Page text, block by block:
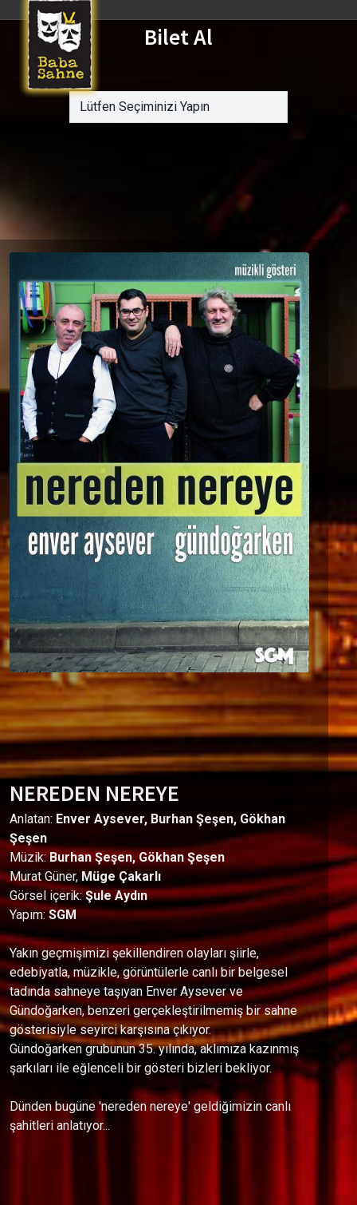
Bilet Al
NEREDEN NEREYE
Anlatan: Enver Aysever, Burhan Şeşen, Gökhan
Şeşen
Müzik:Burhan Şeşen, Gökhan Şeşen
Murat Güner,Müge Çakarlı
Görsel içerik:Şule Aydın
Yapım:SGM
Yakın geçmişimizi şekillendiren olayları şiirle,
edebiyatla, müzikle, görüntülerle canlı bir belgesel
tadında sahneye taşıyan Enver Aysever ve
Gündoğarken, benzeri gerçekleştirilmemiş bir sahne
gösterisiyle seyirci karşısına çıkıyor.
Gündoğarken grubunun 35. yılında, aklımıza kazınmış
şarkıları ile eğlenceli bir gösteri bizleri bekliyor.
Dünden bugüne 'nereden nereye' geldiğimizin canlı
şahitleri anlatıyor...